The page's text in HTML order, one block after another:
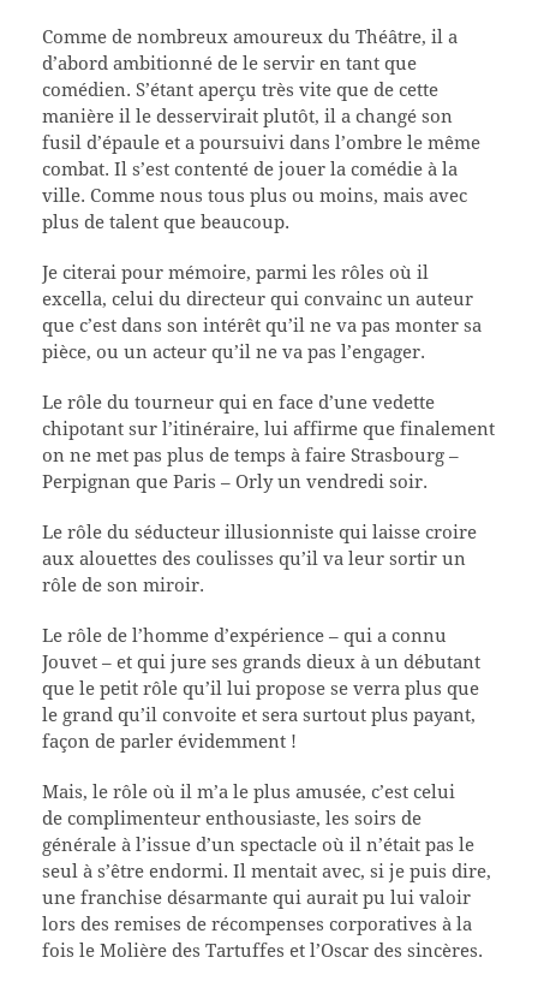
Comme de nombreux amoureux du Théâtre, il a
d’abord ambitionné de le servir en tant que
comédien. S’étant aperçu très vite que de cette
manière il le desservirait plutôt, il a changé son
fusil d’épaule et a poursuivi dans l’ombre le même
combat. Il s’est contenté de jouer la comédie à la
ville. Comme nous tous plus ou moins, mais avec
plus de talent que beaucoup.
Je citerai pour mémoire, parmi les rôles où il
excella, celui du directeur qui convainc un auteur
que c’est dans son intérêt qu’il ne va pas monter sa
pièce, ou un acteur qu’il ne va pas l’engager.
Le rôle du tourneur qui en face d’une vedette
chipotant sur l’itinéraire, lui affirme que finalement
on ne met pas plus de temps à faire Strasbourg –
Perpignan que Paris – Orly un vendredi soir.
Le rôle du séducteur illusionniste qui laisse croire
aux alouettes des coulisses qu’il va leur sortir un
rôle de son miroir.
Le rôle de l’homme d’expérience – qui a connu
Jouvet – et qui jure ses grands dieux à un débutant
que le petit rôle qu’il lui propose se verra plus que
le grand qu’il convoite et sera surtout plus payant,
façon de parler évidemment !
Mais, le rôle où il m’a le plus amusée, c’est celui
de complimenteur enthousiaste, les soirs de
générale à l’issue d’un spectacle où il n’était pas le
seul à s’être endormi. Il mentait avec, si je puis dire,
une franchise désarmante qui aurait pu lui valoir
lors des remises de récompenses corporatives à la
fois le Molière des Tartuffes et l’Oscar des sincères.